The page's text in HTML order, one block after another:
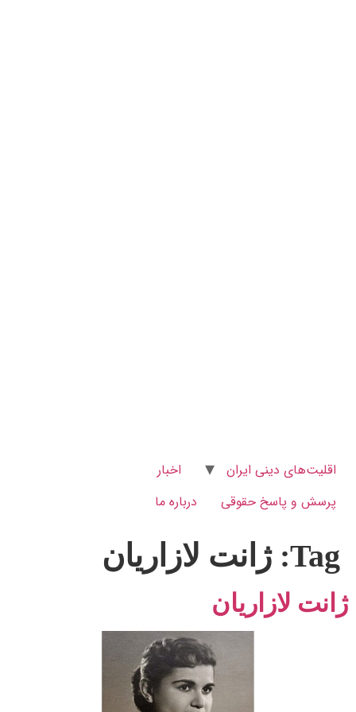
اقلیت‌های دینی ایران
اخبار
پرسش و پاسخ‌ حقوقی
درباره ما
Tag: ژانت لازاریان
ژانت لازاریان